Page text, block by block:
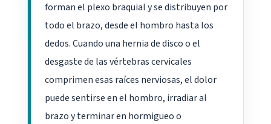
forman el plexo braquial y se distribuyen por
todo el brazo, desde el hombro hasta los
dedos. Cuando una hernia de disco o el
desgaste de las vértebras cervicales
comprimen esas raíces nerviosas, el dolor
puede sentirse en el hombro, irradiar al
brazo y terminar en hormigueo o